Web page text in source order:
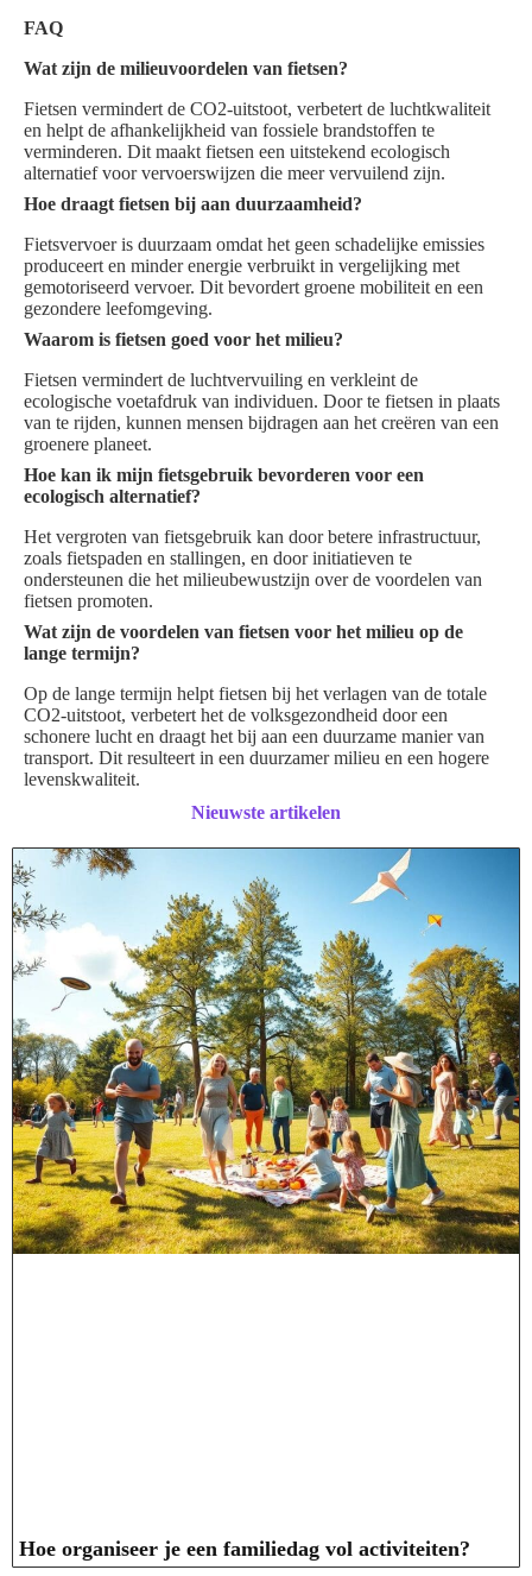
FAQ
Wat zijn de milieuvoordelen van fietsen?
Fietsen vermindert de CO2-uitstoot, verbetert de luchtkwaliteit
en helpt de afhankelijkheid van fossiele brandstoffen te
verminderen. Dit maakt fietsen een uitstekend ecologisch
alternatief voor vervoerswijzen die meer vervuilend zijn.
Hoe draagt fietsen bij aan duurzaamheid?
Fietsvervoer is duurzaam omdat het geen schadelijke emissies
produceert en minder energie verbruikt in vergelijking met
gemotoriseerd vervoer. Dit bevordert groene mobiliteit en een
gezondere leefomgeving.
Waarom is fietsen goed voor het milieu?
Fietsen vermindert de luchtvervuiling en verkleint de
ecologische voetafdruk van individuen. Door te fietsen in plaats
van te rijden, kunnen mensen bijdragen aan het creëren van een
groenere planeet.
Hoe kan ik mijn fietsgebruik bevorderen voor een
ecologisch alternatief?
Het vergroten van fietsgebruik kan door betere infrastructuur,
zoals fietspaden en stallingen, en door initiatieven te
ondersteunen die het milieubewustzijn over de voordelen van
fietsen promoten.
Wat zijn de voordelen van fietsen voor het milieu op de
lange termijn?
Op de lange termijn helpt fietsen bij het verlagen van de totale
CO2-uitstoot, verbetert het de volksgezondheid door een
schonere lucht en draagt het bij aan een duurzame manier van
transport. Dit resulteert in een duurzamer milieu en een hogere
levenskwaliteit.
Nieuwste artikelen
Hoe organiseer je een familiedag vol activiteiten?